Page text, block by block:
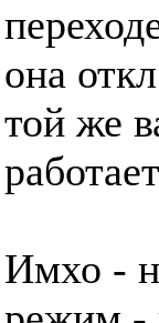
она
той же
Имхо -